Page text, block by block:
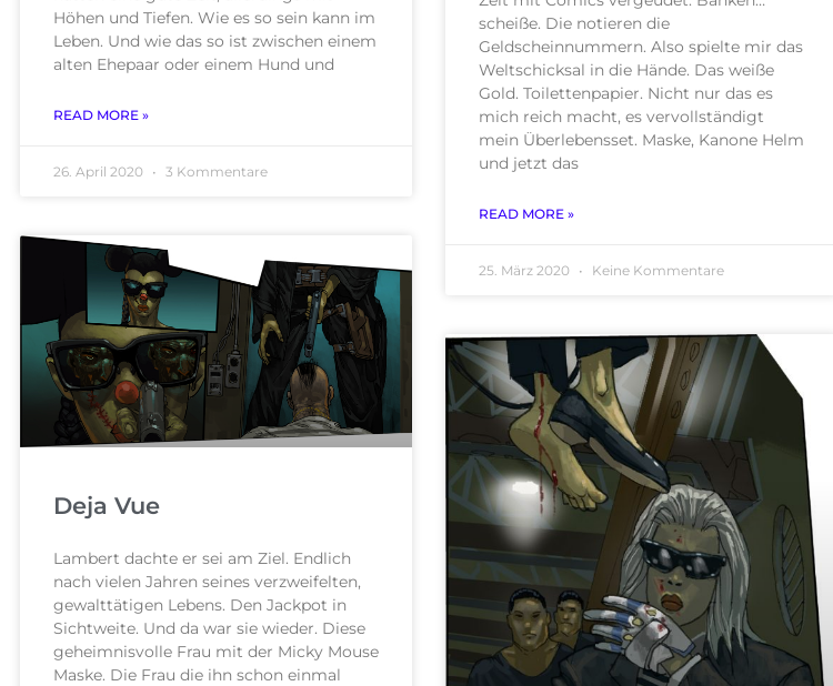
Höhen und Tiefen. Wie es so sein kann im
Leben. Und wie das so ist zwischen einem
alten Ehepaar oder einem Hund und
READ MORE »
26. April 2020 3 Kommentare
scheiße. Die notieren die
Geldscheinnummern. Also spielte mir das
Weltschicksal in die Hände. Das weiße
Gold. Toilettenpapier. Nicht nur das es
mich reich macht, es vervollständigt
mein Überlebensset. Maske, Kanone Helm
und jetzt das
READ MORE »
25. März 2020 Keine Kommentare
Deja Vue
Lambert dachte er sei am Ziel. Endlich
nach vielen Jahren seines verzweifelten,
gewalttätigen Lebens. Den Jackpot in
Sichtweite. Und da war sie wieder. Diese
geheimnisvolle Frau mit der Micky Mouse
Maske. Die Frau die ihn schon einmal